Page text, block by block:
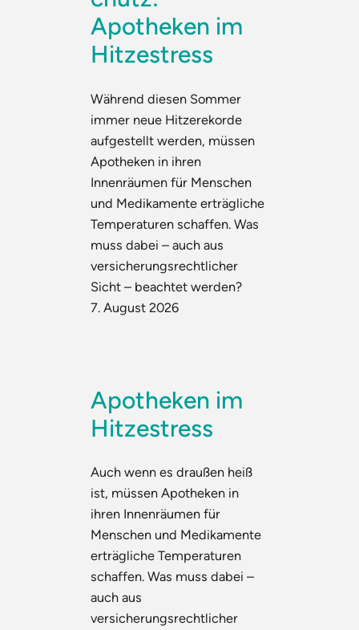
Apotheken im
Hitzestress
Während diesen Sommer
immer neue Hitzerekorde
aufgestellt werden, müssen
Apotheken in ihren
Innenräumen für Menschen
und Medikamente erträgliche
Temperaturen schaffen. Was
muss dabei – auch aus
versicherungsrechtlicher
Sicht – beachtet werden?
7. August 2026
Apotheken im
Hitzestress
Auch wenn es draußen heiß
ist, müssen Apotheken in
ihren Innenräumen für
Menschen und Medikamente
erträgliche Temperaturen
schaffen. Was muss dabei –
auch aus
versicherungsrechtlicher